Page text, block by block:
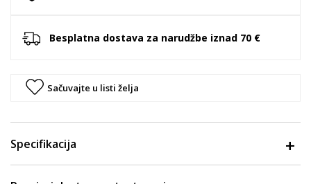
Besplatna dostava za narudžbe iznad 70 €
Sačuvajte u listi želja
Specifikacija